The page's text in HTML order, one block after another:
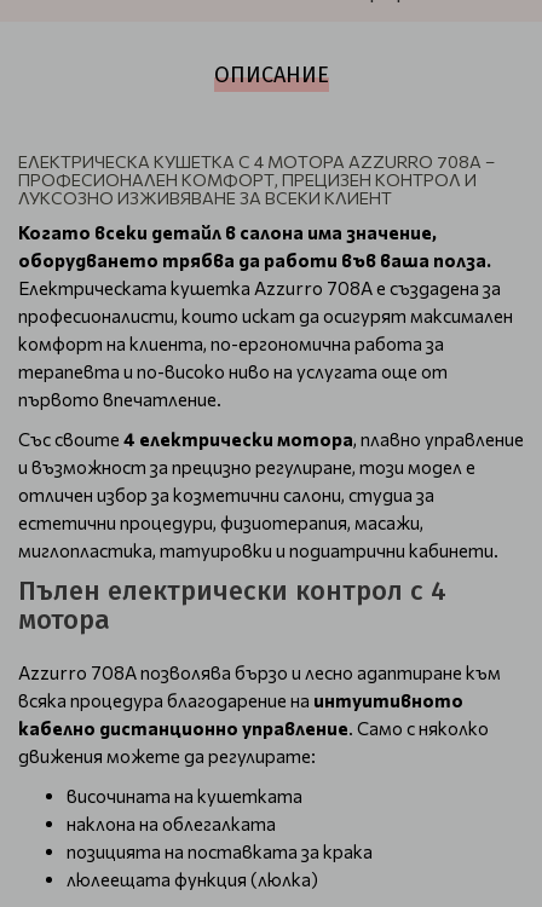
ОПИСАНИЕ
ЕЛЕКТРИЧЕСКА КУШЕТКА С 4 МОТОРА AZZURRO 708A –
ПРОФЕСИОНАЛЕН КОМФОРТ, ПРЕЦИЗЕН КОНТРОЛ И
ЛУКСОЗНО ИЗЖИВЯВАНЕ ЗА ВСЕКИ КЛИЕНТ
Когато всеки детайл в салона има значение,
оборудването трябва да работи във ваша полза.
Електрическата кушетка Azzurro 708A е създадена за
професионалисти, които искат да осигурят максимален
комфорт на клиента, по-ергономична работа за
терапевта и по-високо ниво на услугата още от
първото впечатление.
Със своите 4 електрически мотора, плавно управление
и възможност за прецизно регулиране, този модел е
отличен избор за козметични салони, студиа за
естетични процедури, физиотерапия, масажи,
миглопластика, татуировки и подиатрични кабинети.
Пълен електрически контрол с 4
мотора
Azzurro 708A позволява бързо и лесно адаптиране към
всяка процедура благодарение на интуитивното
кабелно дистанционно управление. Само с няколко
движения можете да регулирате:
височината на кушетката
наклона на облегалката
позицията на поставката за крака
люлеещата функция (люлка)